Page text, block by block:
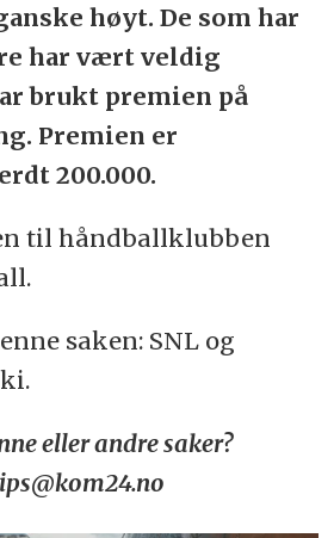
høyt. De som har
har vært veldig
brukt premien på
Premien er
200.000.
til håndballklubben
saken: SNL og
eller andre saker?